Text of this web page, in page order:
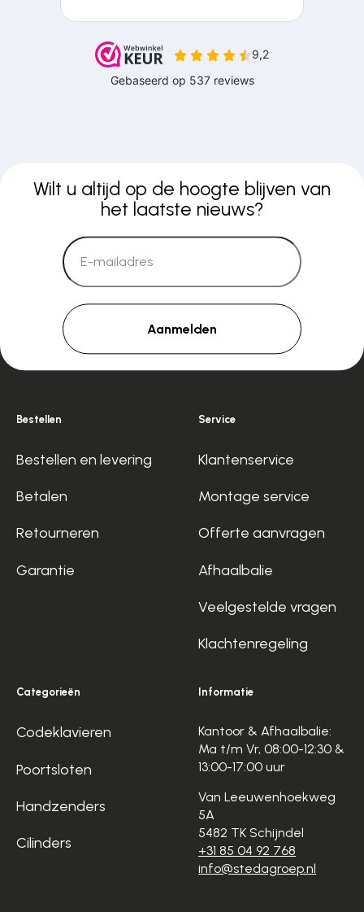
Wilt u altijd op de hoogte blijven van
het laatste nieuws?
Aanmelden
Bestellen
Bestellen en levering
Betalen
Retourneren
Garantie
Service
Klantenservice
Montage service
Offerte aanvragen
Afhaalbalie
Veelgestelde vragen
Klachtenregeling
Categorieën
Codeklavieren
Poortsloten
Handzenders
Cilinders
Informatie
Kantoor & Afhaalbalie:
Ma t/m Vr, 08:00-12:30 &
13:00-17:00 uur
Van Leeuwenhoekweg
5A
5482 TK Schijndel
+31 85 04 92 768
info@stedagroep.nl